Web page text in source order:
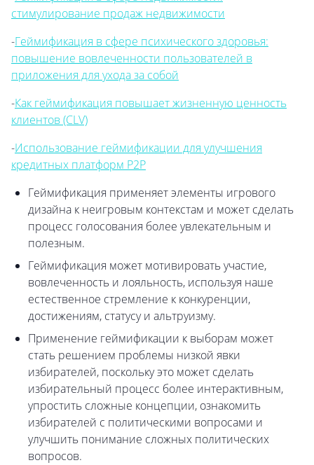
стимулирование продаж недвижимости
-Геймификация в сфере психического здоровья:
повышение вовлеченности пользователей в
приложения для ухода за собой
-Как геймификация повышает жизненную ценность
клиентов (CLV)
-Использование геймификации для улучшения
кредитных платформ P2P
Геймификация применяет элементы игрового
дизайна к неигровым контекстам и может сделать
процесс голосования более увлекательным и
полезным.
Геймификация может мотивировать участие,
вовлеченность и лояльность, используя наше
естественное стремление к конкуренции,
достижениям, статусу и альтруизму.
Применение геймификации к выборам может
стать решением проблемы низкой явки
избирателей, поскольку это может сделать
избирательный процесс более интерактивным,
упростить сложные концепции, ознакомить
избирателей с политическими вопросами и
улучшить понимание сложных политических
вопросов.